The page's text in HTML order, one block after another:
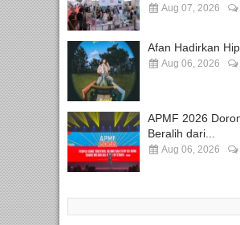
Aug 07, 2026
Afan Hadirkan
Aug 06, 2026
APMF 2026
Beralih dari...
Aug 06, 2026